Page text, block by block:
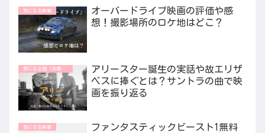
気になる映画
オーバードライブ映画の評価や感
想！撮影場所のロケ地はどこ？
気になる曲（主題歌/挿入歌）
アリースター誕生の実話や故エリザ
ベスに捧ぐとは？サントラの曲で映
画を振り返る
気になる映画
ファンタスティックビースト1無料